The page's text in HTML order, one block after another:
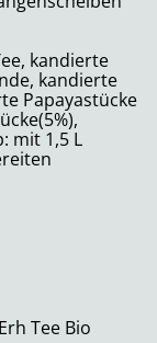
kandierte
kandierte
Papayastücke
mit 1,5 L
Tee Bio